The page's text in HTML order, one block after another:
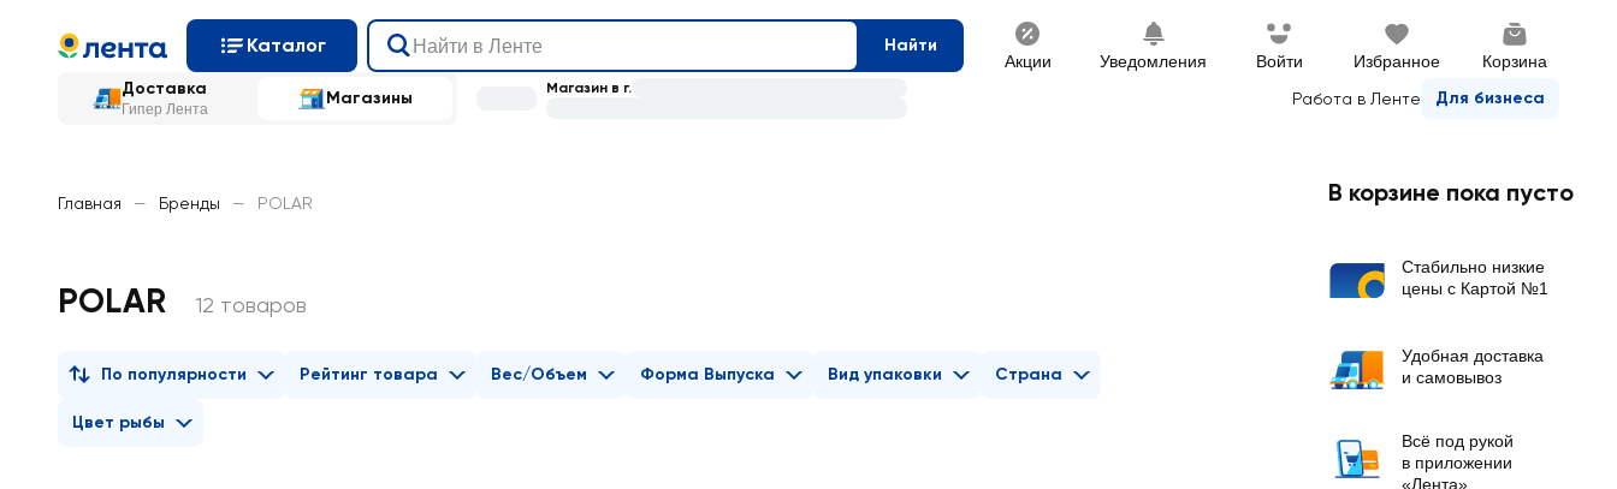
Каталог Найти
Акции Уведомления Войти Избранное Корзина
Доставка
Гипер Лента
Магазины Работа в Ленте Для бизнеса
Магазин в г.
Главная — Бренды — POLAR
POLAR 12 товаров
По популярности Рейтинг товара Вес/Объем Форма Выпуска Вид упаковки Страна
Цвет рыбы
В корзине пока пусто
Стабильно низкие
цены с Картой №1
Удобная доставка
и самовывоз
Всё под рукой
в приложении
«Лента»